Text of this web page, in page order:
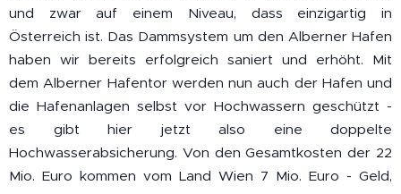
und zwar auf einem Niveau, dass einzigartig in
Österreich ist. Das Dammsystem um den Alberner Hafen
haben wir bereits erfolgreich saniert und erhöht. Mit
dem Alberner Hafentor werden nun auch der Hafen und
die Hafenanlagen selbst vor Hochwassern geschützt -
es gibt hier jetzt also eine doppelte
Hochwasserabsicherung. Von den Gesamtkosten der 22
Mio. Euro kommen vom Land Wien 7 Mio. Euro - Geld,